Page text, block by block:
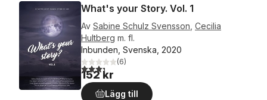
What's your Story. Vol. 1
Av Sabine Schulz Svensson, Cecilia
Hultberg m. fl.
Inbunden, Svenska, 2020
3,3utav 5 stjärnor. Totalt antal röster:
(6)
152 kr
Lägg till